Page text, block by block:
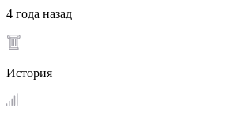
4 года назад
История